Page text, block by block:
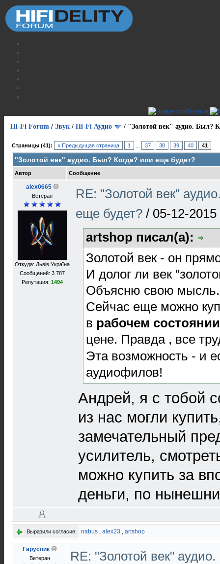
Hi-Fi Forum / Звук / Hi-Fi Аудио / "Золотой век" аудио. Был?
Страницы (41): « Предыдущая страница 1 37 38 39 40 41
"Золотой век" аудио. Был? Когда? или еще будет?
Автор Сообщение
alex0665
Ветеран
Откуда: Львів Україна
Сообщений: 3 787
Репутация: 1494
RE: "Золотой век"
еще будет? / 05-12-2015
artshop писал(а):
Золотой век - он
И долог ли век
Объясню свою мысль.
Сейчас еще можно
в рабочем состоянии
цене. Правда , все
Эта возможность - и
аудиофилов!
Андрей, я с тобой
из нас могли
замечательный
усилитель,
можно купить за
деньги, по
Выразили согласие: nabus , alex23 , artshop
Гаруспик
Ветеран
RE: "Золотой век"